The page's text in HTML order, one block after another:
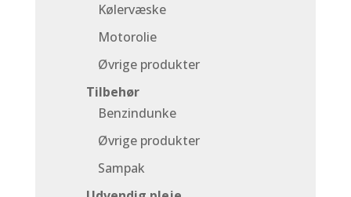
Kølervæske
Motorolie
Øvrige produkter
Tilbehør
Benzindunke
Øvrige produkter
Sampak